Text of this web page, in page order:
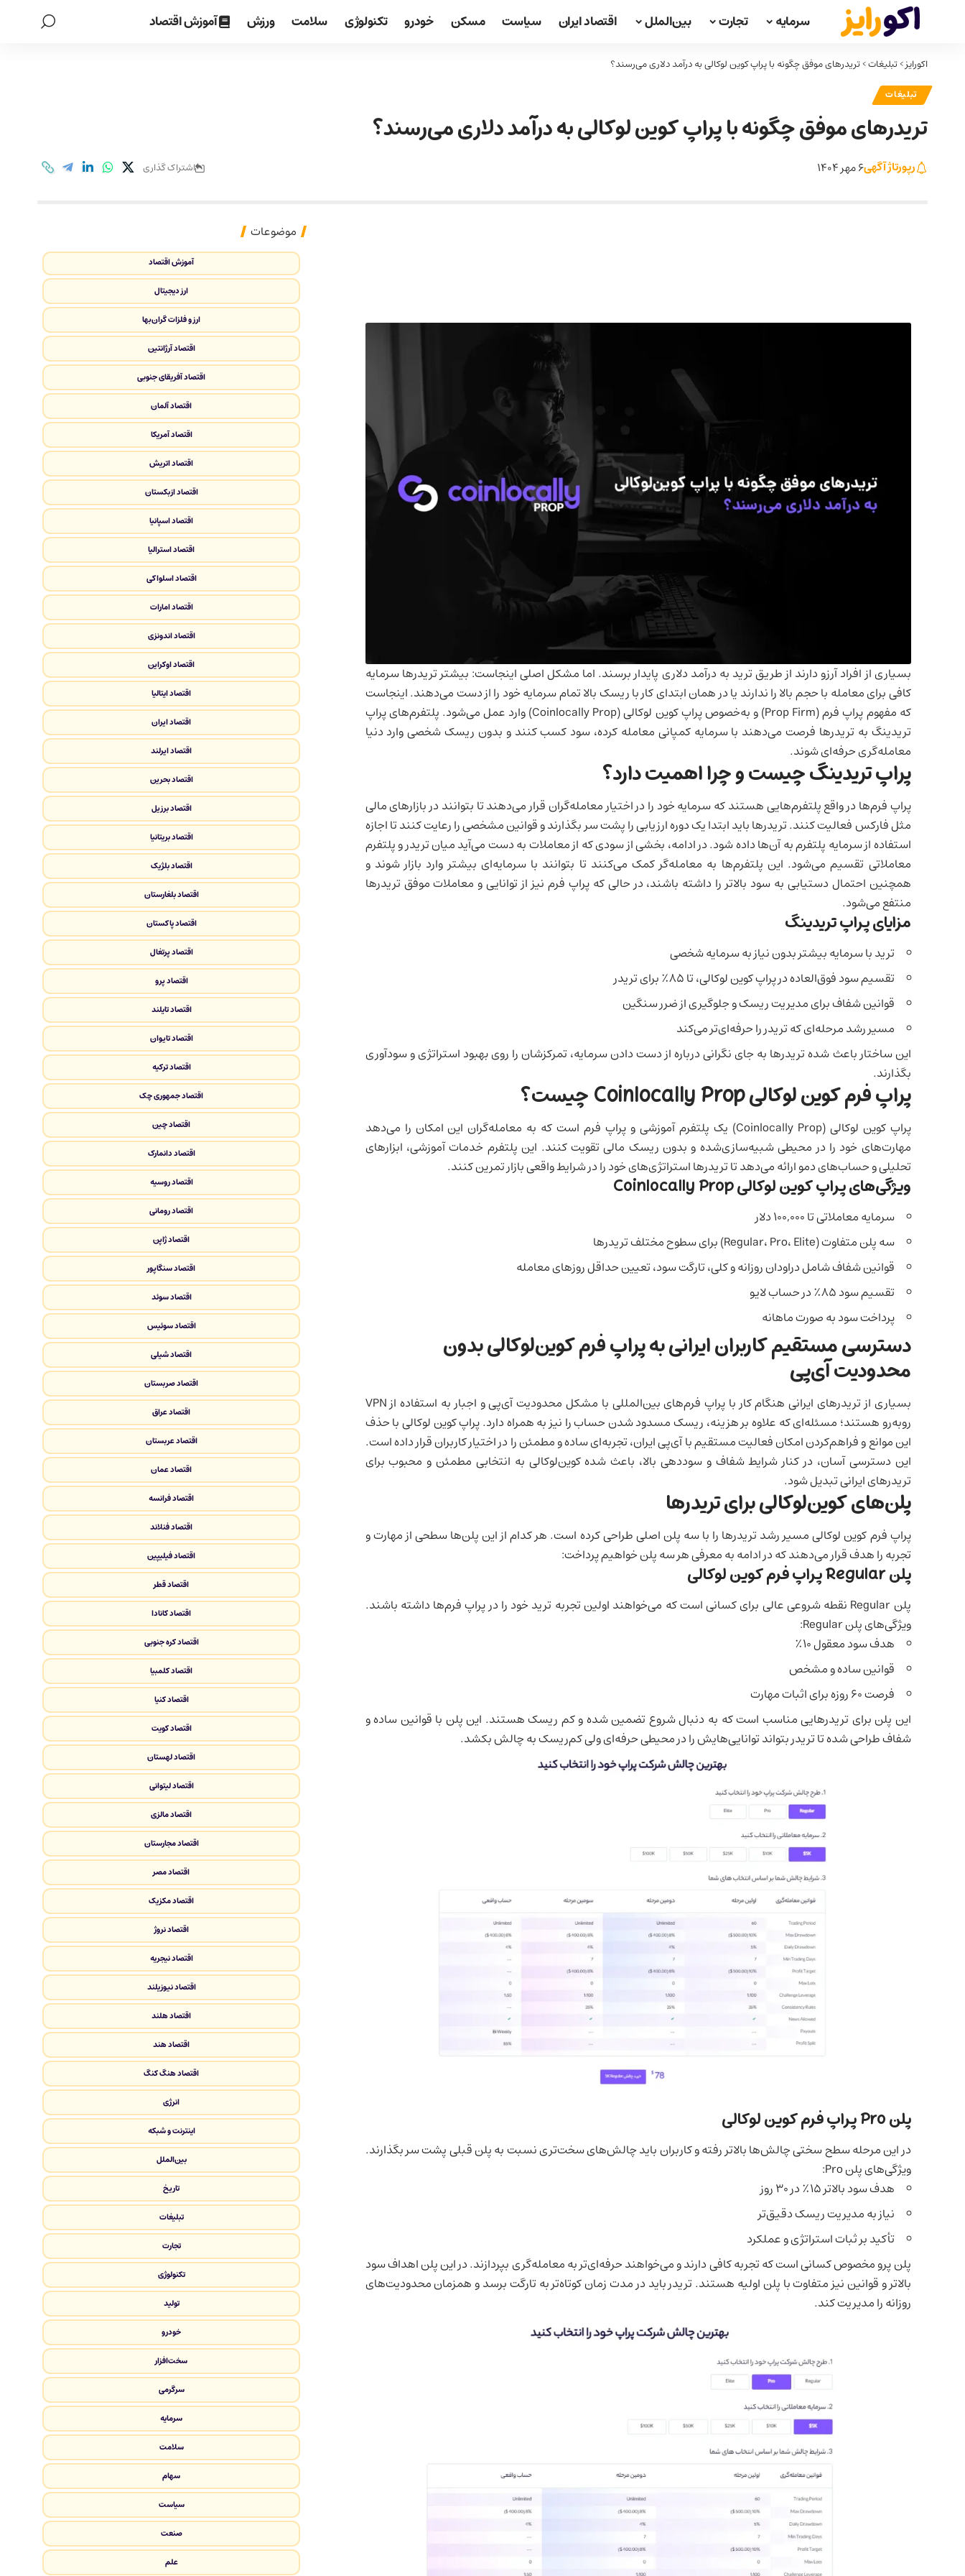
سرمایه تجارت بین‌الملل اقتصاد ایران سیاست مسکن خودرو تکنولوژی سلامت ورزش آموزش اقتصاد
اکورایز>تبلیغات>تریدرهای موفق چگونه با پراپ کوین‌ لوکالی به درآمد دلاری می‌رسند؟
تبلیغات
تریدرهای موفق چگونه با پراپ کوین‌ لوکالی به درآمد دلاری می‌رسند؟
رپورتاژ آگهی6 مهر 1404 اشتراک گذاری
بسیاری از افراد آرزو دارند از طریق ترید به درآمد دلاری پایدار برسند. اما مشکل اصلی اینجاست: بیشتر تریدرها سرمایه
کافی برای معامله با حجم بالا را ندارند یا در همان ابتدای کار با ریسک بالا تمام سرمایه خود را از دست می‌دهند. اینجاست
که مفهوم پراپ فرم (Prop Firm) و به‌خصوص
پراپ کوین‌ لوکالی (Coinlocally Prop)
وارد عمل می‌شود. پلتفرم‌های پراپ
تریدینگ به تریدرها فرصت می‌دهند با سرمایه کمپانی معامله کرده، سود کسب کنند و بدون ریسک شخصی وارد دنیا
معامله‌گری حرفه‌ای شوند.
پراپ تریدینگ چیست و چرا اهمیت دارد؟
پراپ فرم‌ها در واقع پلتفرم‌هایی هستند که سرمایه خود را در اختیار معامله‌گران قرار می‌دهند تا بتوانند در بازارهای مالی
مثل فارکس فعالیت کنند. تریدرها باید ابتدا یک دوره ارزیابی را پشت سر بگذارند و قوانین مشخصی را رعایت کنند تا اجازه
استفاده از سرمایه پلتفرم‌ به آن‌ها داده شود. در ادامه، بخشی از سودی که از معاملات به دست می‌آید میان تریدر و پلتفرم
معاملاتی تقسیم می‌شود. این پلتفرم‌ها به معامله‌گر کمک می‌کنند تا بتوانند با سرمایه‌ای بیشتر وارد بازار شوند و
همچنین احتمال دستیابی به سود بالاتر را داشته باشند، در حالی که پراپ فرم نیز از توانایی و معاملات موفق تریدرها
منتفع می‌شود.
مزایای پراپ تریدینگ
ترید با سرمایه بیشتر بدون نیاز به سرمایه شخصی
تقسیم سود فوق‌العاده در پراپ کوین لوکالی، تا ۸۵٪ برای تریدر
قوانین شفاف برای مدیریت ریسک و جلوگیری از ضرر سنگین
مسیر رشد مرحله‌ای که تریدر را حرفه‌ای‌تر می‌کند
این ساختار باعث شده تریدرها به جای نگرانی درباره از دست دادن سرمایه، تمرکزشان را روی بهبود استراتژی و سودآوری
بگذارند.
پراپ فرم کوین لوکالی Coinlocally Prop چیست؟
پراپ کوین‌ لوکالی
(Coinlocally Prop) یک پلتفرم آموزشی و پراپ فرم است که به معامله‌گران این امکان را می‌دهد
مهارت‌های خود را در محیطی شبیه‌سازی‌شده و بدون ریسک مالی تقویت کنند. این پلتفرم خدمات آموزشی، ابزارهای
تحلیلی و حساب‌های دمو ارائه می‌دهد تا تریدرها استراتژی‌های خود را در شرایط واقعی بازار تمرین کنند.
ویژگی‌های پراپ کوین لوکالی Coinlocally Prop
سرمایه معاملاتی تا ۱۰۰,۰۰۰ دلار
سه پلن متفاوت (Regular، Pro، Elite) برای سطوح مختلف تریدرها
قوانین شفاف شامل دراودان روزانه و کلی، تارگت سود، تعیین حداقل روزهای معامله
تقسیم سود ۸۵٪ در حساب لایو
پرداخت سود به صورت ماهانه
دسترسی مستقیم کاربران ایرانی به پراپ فرم کوین‌لوکالی بدون
محدودیت آی‌پی
بسیاری از تریدرهای ایرانی هنگام کار با پراپ فرم‌های بین‌المللی با مشکل محدودیت آی‌پی و اجبار به استفاده از VPN
روبه‌رو هستند؛ مسئله‌ای که علاوه بر هزینه، ریسک مسدود شدن حساب را نیز به همراه دارد. پراپ کوین‌ لوکالی با حذف
این موانع و فراهم‌کردن امکان فعالیت مستقیم با آی‌پی ایران، تجربه‌ای ساده و مطمئن را در اختیار کاربران قرار داده است.
این دسترسی آسان، در کنار شرایط شفاف و سوددهی بالا، باعث شده کوین‌لوکالی به انتخابی مطمئن و محبوب برای
تریدرهای ایرانی تبدیل شود.
پلن‌های کوین‌لوکالی برای تریدرها
پراپ فرم کوین لوکالیمسیر رشد تریدرها را با سه پلن اصلی طراحی کرده است. هر کدام از این پلن‌ها سطحی از مهارت و
تجربه را هدف قرار می‌دهند که در ادامه به معرفی هر سه پلن خواهیم پرداخت:
پلن Regular پراپ فرم کوین لوکالی
پلن Regular نقطه شروعی عالی برای کسانی است که می‌خواهند اولین تجربه ترید خود را در پراپ فرم‌ها داشته باشند.
ویژگی‌های پلن Regular:
هدف سود معقول ۱۰٪
قوانین ساده و مشخص
فرصت ۶۰ روزه برای اثبات مهارت
این پلن برای تریدرهایی مناسب است که به دنبال شروع تضمین شده و کم ریسک هستند. این پلن با قوانین ساده و
شفاف طراحی شده تا تریدر بتواند توانایی‌هایش را در محیطی حرفه‌ای ولی کم‌ریسک به چالش بکشد.
پلن Pro پراپ فرم کوین لوکالی
در این مرحله سطح سختی چالش‌ها بالاتر رفته و کاربران باید چالش‌های سخت‌تری نسبت به پلن قبلی پشت سر بگذارند.
ویژگی‌های پلن Pro:
هدف سود بالاتر ۱۵٪ در ۳۰ روز
نیاز به مدیریت ریسک دقیق‌تر
تأکید بر ثبات استراتژی و عملکرد
پلن پرو مخصوص کسانی است که تجربه کافی دارند و می‌خواهند حرفه‌ای‌تر به معامله‌‌گری بپردازند. در این پلن اهداف سود
بالاتر و قوانین نیز متفاوت با پلن اولیه هستند. تریدر باید در مدت زمان کوتاه‌تر به تارگت برسد و همزمان محدودیت‌های
روزانه را مدیریت کند.
موضوعات
آموزش اقتصاد
ارز دیجیتال
ارز و فلزات گران‌بها
اقتصاد آرژانتین
اقتصاد آفریقای جنوبی
اقتصاد آلمان
اقتصاد آمریکا
اقتصاد اتریش
اقتصاد ازبکستان
اقتصاد اسپانیا
اقتصاد استرالیا
اقتصاد اسلواکی
اقتصاد امارات
اقتصاد اندونزی
اقتصاد اوکراین
اقتصاد ایتالیا
اقتصاد ایران
اقتصاد ایرلند
اقتصاد بحرین
اقتصاد برزیل
اقتصاد بریتانیا
اقتصاد بلژیک
اقتصاد بلغارستان
اقتصاد پاکستان
اقتصاد پرتغال
اقتصاد پرو
اقتصاد تایلند
اقتصاد تایوان
اقتصاد ترکیه
اقتصاد جمهوری چک
اقتصاد چین
اقتصاد دانمارک
اقتصاد روسیه
اقتصاد رومانی
اقتصاد ژاپن
اقتصاد سنگاپور
اقتصاد سوئد
اقتصاد سوئیس
اقتصاد شیلی
اقتصاد صربستان
اقتصاد عراق
اقتصاد عربستان
اقتصاد عمان
اقتصاد فرانسه
اقتصاد فنلاند
اقتصاد فیلیپین
اقتصاد قطر
اقتصاد کانادا
اقتصاد کره جنوبی
اقتصاد کلمبیا
اقتصاد کنیا
اقتصاد کویت
اقتصاد لهستان
اقتصاد لیتوانی
اقتصاد مالزی
اقتصاد مجارستان
اقتصاد مصر
اقتصاد مکزیک
اقتصاد نروژ
اقتصاد نیجریه
اقتصاد نیوزیلند
اقتصاد هلند
اقتصاد هند
اقتصاد هنگ کنگ
انرژی
اینترنت و شبکه
بین‌الملل
تاریخ
تبلیغات
تجارت
تکنولوژی
تولید
خودرو
سخت‌افزار
سرگرمی
سرمایه
سلامت
سهام
سیاست
صنعت
علم